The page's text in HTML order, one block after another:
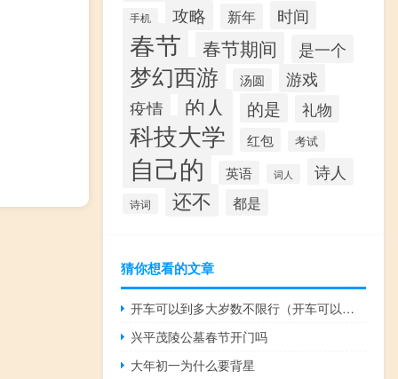
手机 攻略 新年 时间
春节 春节期间 是一个
梦幻西游 汤圆 游戏
疫情 的人 的是 礼物
科技大学 红包 考试
自己的 英语 词人 诗人
诗词 还不 都是
猜你想看的文章
开车可以到多大岁数不限行（开车可以到多大岁数）
兴平茂陵公墓春节开门吗
大年初一为什么要背星